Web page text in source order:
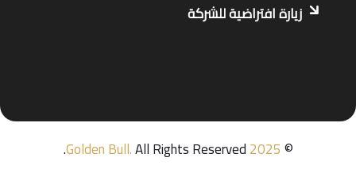
زيارة افتراضية للشركة
©
2025
Golden Bull.All Rights Reserved.